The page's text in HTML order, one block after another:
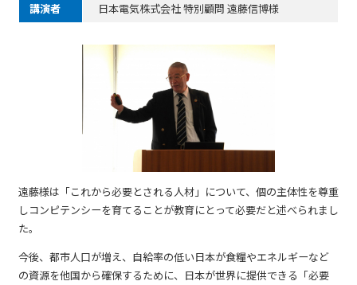
講演者
日本電気株式会社 特別顧問 遠藤信博様
遠藤様は「これから必要とされる人材」について、個の主体性を尊重
しコンピテンシーを育てることが教育にとって必要だと述べられまし
た。
今後、都市人口が増え、自給率の低い日本が食糧やエネルギーなど
の資源を他国から確保するために、日本が世界に提供できる「必要